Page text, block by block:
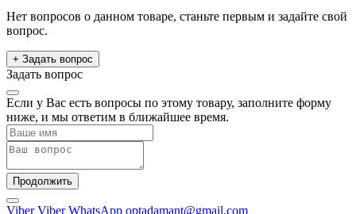
Нет вопросов о данном товаре, станьте первым и задайте свой
вопрос.
+ Задать вопрос
Задать вопрос
Если у Вас есть вопросы по этому товару, заполните форму
ниже, и мы ответим в ближайшее время.
Продолжить
Viber Viber WhatsApp optadamant@gmail.com